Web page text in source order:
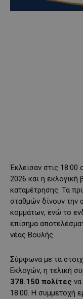
Έκλεισαν στις 18:00
2026 και η εκλογική
καταμέτρησης. Τα
σταθμών δίνουν την
κομμάτων, ενώ το
επίσημα
νέας Βουλής.
Σύμφωνα με τα
Εκλογών, η τελική
378.150 πολίτες
18:00. Η συμμετοχή